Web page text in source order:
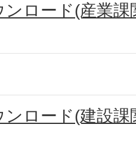
ンロード(産業課
ンロード(建設課